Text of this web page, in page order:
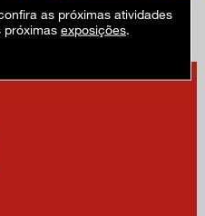
no cinema.Saiba mais
as próximas atividades
próximas exposições.